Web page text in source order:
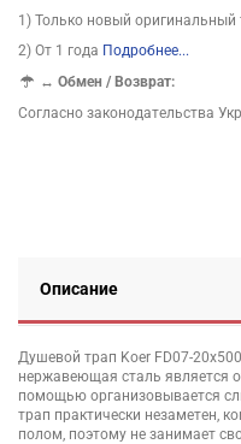
1) Только новый оригинальный
2) От 1 года Подробнее...
↔Обмен / Возврат:
Согласно законодательства
Описание
Душевой трап Koer FD07-
нержавеющая сталь является
помощью организовывается
трап практически незаметен,
полом, поэтому не занимает